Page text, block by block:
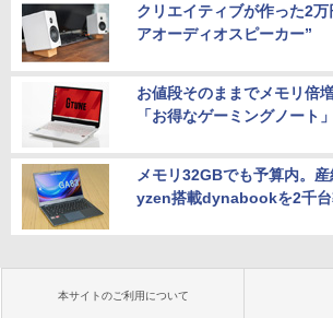
クリエイティブが作った2
アオーディオスピーカー”
お値段そのままでメモリ倍
「お得なゲーミングノート」
メモリ32GBでも予算内。
yzen搭載dynabookを2千台
本サイトのご利用について